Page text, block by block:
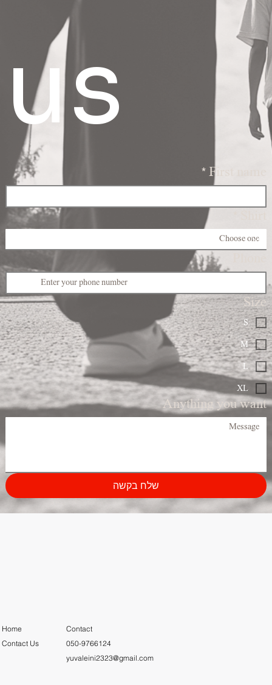
us
First name
*
Size
S
M
L
XL
Anything you want
שלח בקשה
Home
Contact Us
Contact
050-9766124
yuvaleini2323@gmail.com